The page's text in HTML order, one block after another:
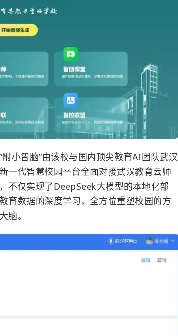
小智脑”由该校与国内顶尖教育AI团队武汉
一代智慧校园平台全面对接武汉教育云师
不仅实现了DeepSeek大模型的本地化部
育数据的深度学习，全方位重塑校园的方
脑。